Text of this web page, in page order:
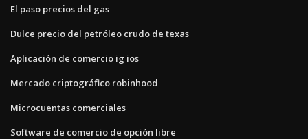
El paso precios del gas
Dulce precio del petróleo crudo de texas
Aplicación de comercio ig ios
Mercado criptográfico robinhood
Microcuentas comerciales
Software de comercio de opción libre